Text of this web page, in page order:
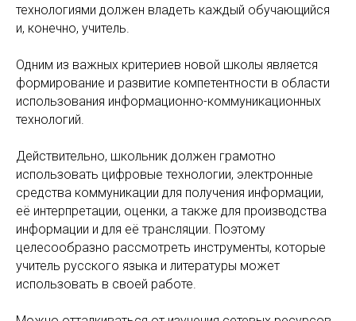
технологиями должен владеть каждый обучающийся
и, конечно, учитель.
Одним из важных критериев новой школы является
формирование и развитие компетентности в области
использования информационно-коммуникационных
технологий.
Действительно, школьник должен грамотно
использовать цифровые технологии, электронные
средства коммуникации для получения информации,
её интерпретации, оценки, а также для производства
информации и для её трансляции. Поэтому
целесообразно рассмотреть инструменты, которые
учитель русского языка и литературы может
использовать в своей работе.